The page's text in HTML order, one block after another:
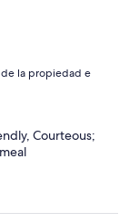
de la propiedad e
Courteous;